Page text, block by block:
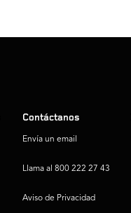
Contáctanos
Envía un email
Llama al 800 222 27 43
Aviso de Privacidad